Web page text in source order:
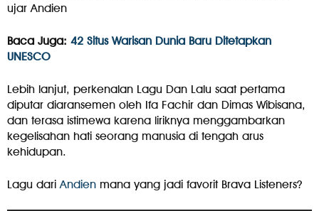
ujar Andien
Baca Juga: 42 Situs Warisan Dunia Baru Ditetapkan
UNESCO
Lebih lanjut, perkenalan Lagu Dan Lalu saat pertama
diputar diaransemen oleh Ifa Fachir dan Dimas Wibisana,
dan terasa istimewa karena liriknya menggambarkan
kegelisahan hati seorang manusia di tengah arus
kehidupan.
Lagu dari Andien mana yang jadi favorit Brava Listeners?